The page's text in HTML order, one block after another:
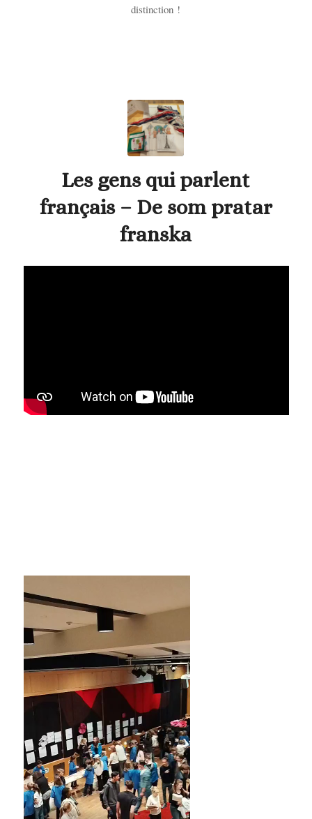
distinction !
Les gens qui parlent
français – De som pratar
franska